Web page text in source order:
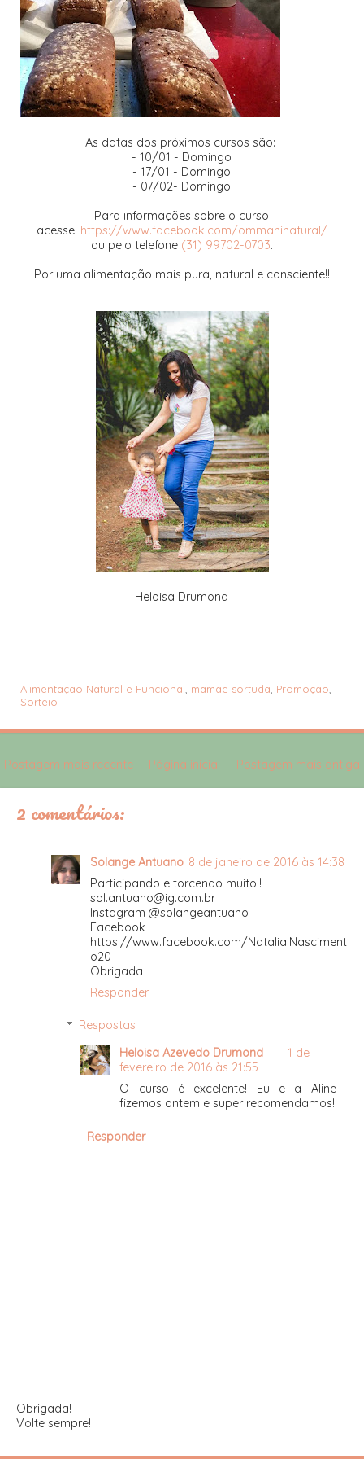
As datas dos próximos cursos são:
- 10/01 - Domingo
- 17/01 - Domingo
- 07/02- Domingo
Para informações sobre o curso
acesse: https://www.facebook.com/ommaninatural/
ou pelo telefone (31) 99702-0703.
Por uma alimentação mais pura, natural e consciente!!
Heloisa Drumond
Alimentação Natural e Funcional, mamãe sortuda, Promoção,
Sorteio
Postagem mais recente Postagem mais antiga
Página inicial
2 comentários:
Solange Antuano 8 de janeiro de 2016 às 14:38
Participando e torcendo muito!!
sol.antuano@ig.com.br
Instagram @solangeantuano
Facebook
https://www.facebook.com/Natalia.Nasciment
o20
Obrigada
Responder
Respostas
Heloisa Azevedo Drumond
1 de
fevereiro de 2016 às 21:55
O curso é excelente! Eu e a Aline
fizemos ontem e super recomendamos!
Responder
Obrigada!
Volte sempre!